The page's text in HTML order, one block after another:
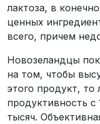
лактоза, в
ценных
всего, причем
Новозеландцы
на том, чтобы
этого продукт,
продуктивность с
тысяч.